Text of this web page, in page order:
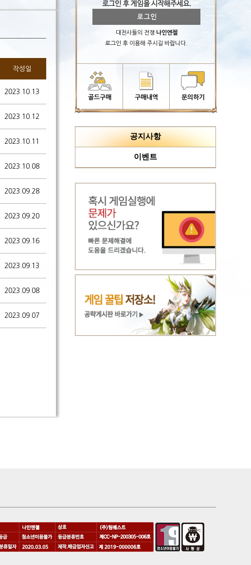
대천사들의 전쟁 나인엔젤
로그인 후 이용해 주시길 바랍니다.
골드구매 구매내역 문의하기
작성일
2023.10.13
2023.10.12
2023.10.11
2023.10.08
2023.09.28
2023.09.20
2023.09.16
2023.09.13
2023.09.08
2023.09.07
공지사항
이벤트